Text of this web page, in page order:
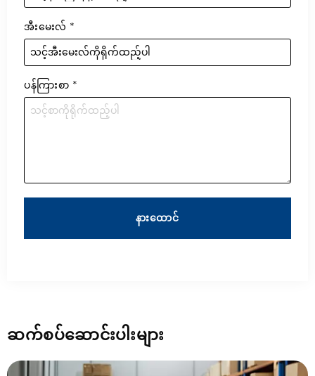
အီးမေးလ် *
ပန်ကြားစာ *
နားထောင်
ဆက်စပ်ဆောင်းပါးများ